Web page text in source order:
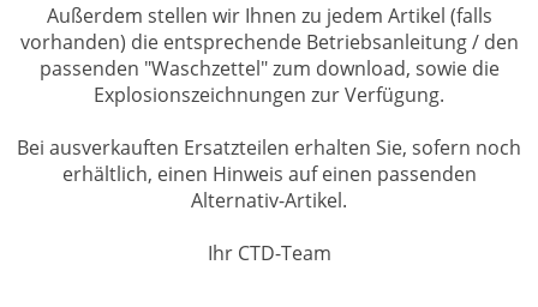
Außerdem stellen wir Ihnen zu jedem Artikel (falls
vorhanden) die entsprechende Betriebsanleitung / den
passenden "Waschzettel" zum download, sowie die
Explosionszeichnungen zur Verfügung.
Bei ausverkauften Ersatzteilen erhalten Sie, sofern noch
erhältlich, einen Hinweis auf einen passenden
Alternativ-Artikel.
Ihr CTD-Team